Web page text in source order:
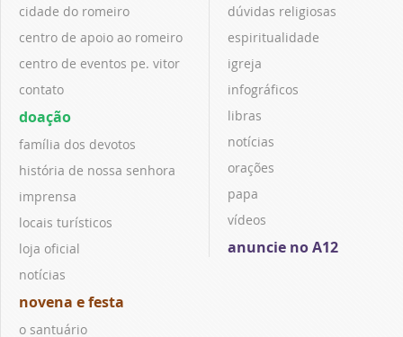
cidade do romeiro
centro de apoio ao romeiro
centro de eventos pe. vitor
contato
doação
família dos devotos
história de nossa senhora
imprensa
locais turísticos
loja oficial
notícias
novena e festa
o santuário
dúvidas religiosas
espiritualidade
igreja
infográficos
libras
notícias
orações
papa
vídeos
anuncie no A12